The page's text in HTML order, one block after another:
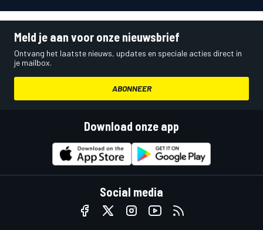
Meld je aan voor onze nieuwsbrief
Ontvang het laatste nieuws, updates en speciale acties direct in
je mailbox.
ABONNEER
Download onze app
Social media